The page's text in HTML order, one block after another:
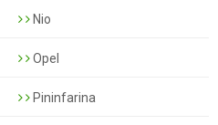
Nio
Opel
Pininfarina